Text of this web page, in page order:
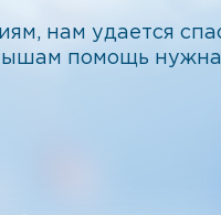
нам удается
помощь нужна